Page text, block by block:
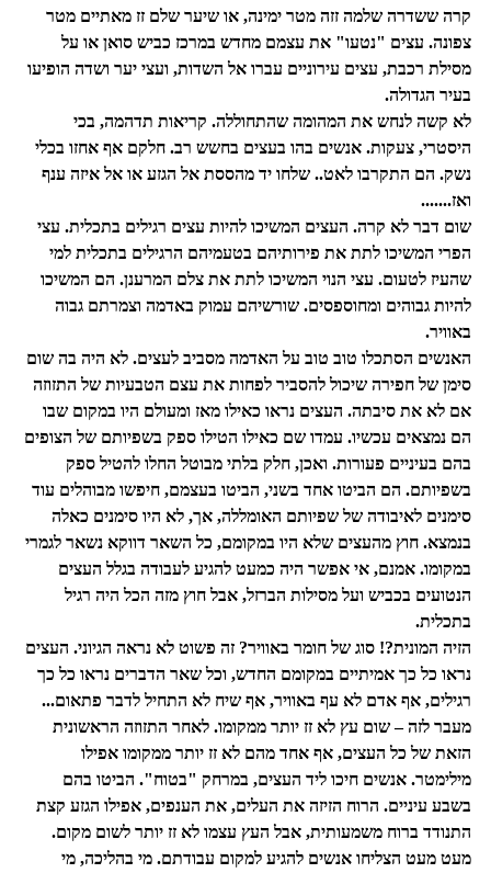
קרה ששדרה שלמה זזה מטר ימינה, או שיער שלם זז מאתיים מטר
צפונה. עצים "נטעו" את עצמם מחדש במרכז כביש סואן או על
מסילת רכבת, עצים עירוניים עברו אל השדות, ועצי יער ושדה הופיעו
בעיר הגדולה.
לא קשה לנחש את המהומה שהתחוללה. קריאות תדהמה, בכי
היסטרי, צעקות. אנשים בהו בעצים בחשש רב. חלקם אף אחזו בכלי
נשק. הם התקרבו לאט.. שלחו יד מהססת אל הגזע או אל איזה ענף
ואז.......
שום דבר לא קרה. העצים המשיכו להיות עצים רגילים בתכלית. עצי
הפרי המשיכו לתת את פירותיהם בטעמיהם הרגילים בתכלית למי
שהעיז לטעום. עצי הנוי המשיכו לתת את צלם המרענן. הם המשיכו
להיות גבוהים ומחוספסים. שורשיהם עמוק באדמה וצמרתם גבוה
באוויר.
האנשים הסתכלו טוב טוב על האדמה מסביב לעצים. לא היה בה שום
סימן של חפירה שיכול להסביר לפחות את עצם הטבעיות של התזוזה
אם לא את סיבתה. העצים נראו כאילו מאז ומעולם היו במקום שבו
הם נמצאים עכשיו. עמדו שם כאילו הטילו ספק בשפיותם של הצופים
בהם בעיניים פעורות. ואכן, חלק בלתי מבוטל החלו להטיל ספק
בשפיותם. הם הביטו אחד בשני, הביטו בעצמם, חיפשו מבוהלים עוד
סימנים לאיבודה של שפיותם האומללה, אך, לא היו סימנים כאלה
בנמצא. חוץ מהעצים שלא היו במקומם, כל השאר דווקא נשאר לגמרי
במקומו. אמנם, אי אפשר היה כמעט להגיע לעבודה בגלל העצים
הנטועים בכביש ועל מסילות הברזל, אבל חוץ מזה הכל היה רגיל
בתכלית.
הזיה המונית?! סוג של חומר באוויר? זה פשוט לא נראה הגיוני. העצים
נראו כל כך אמיתיים במקומם החדש, וכל שאר הדברים נראו כל כך
רגילים, אף אדם לא עף באוויר, אף שיח לא התחיל לדבר פתאום...
מעבר לזה – שום עץ לא זז יותר ממקומו. לאחר התזוזה הראשונית
הזאת של כל העצים, אף אחד מהם לא זז יותר ממקומו אפילו
מילימטר. אנשים חיכו ליד העצים, במרחק "בטוח". הביטו בהם
בשבע עיניים. הרוח הזיזה את העלים, את הענפים, אפילו הגזע קצת
התנודד ברוח משמעותית, אבל העץ עצמו לא זז יותר לשום מקום.
מעט מעט הצליחו אנשים להגיע למקום עבודתם. מי בהליכה, מי